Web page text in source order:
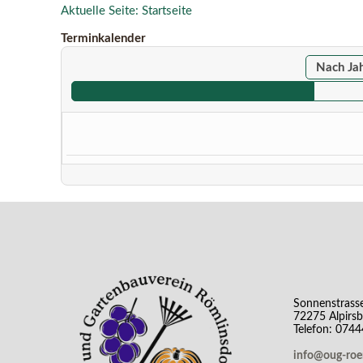
Aktuelle Seite: Startseite
Terminkalender
Nach
72275
Telefon:
info@oug-